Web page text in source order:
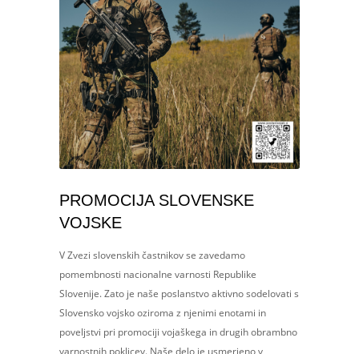
PROMOCIJA SLOVENSKE
VOJSKE
V Zvezi slovenskih častnikov se zavedamo
pomembnosti nacionalne varnosti Republike
Slovenije. Zato je naše poslanstvo aktivno sodelovati s
Slovensko vojsko oziroma z njenimi enotami in
poveljstvi pri promociji vojaškega in drugih obrambno
varnostnih poklicev. Naše delo je usmerjeno v